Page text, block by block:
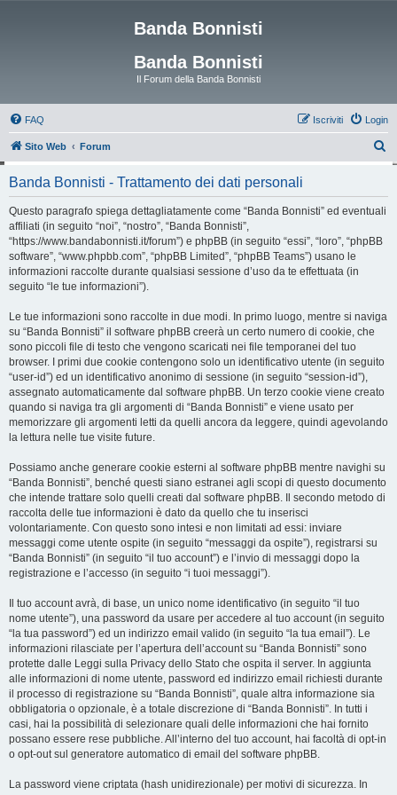
Banda Bonnisti
Banda Bonnisti
Il Forum della Banda Bonnisti
FAQ Login
Iscriviti
Sito Web Forum
Banda Bonnisti - Trattamento dei dati personali
Questo paragrafo spiega dettagliatamente come “Banda Bonnisti” ed eventuali
affiliati (in seguito “noi”, “nostro”, “Banda Bonnisti”,
“https://www.bandabonnisti.it/forum”) e phpBB (in seguito “essi”, “loro”, “phpBB
software”, “www.phpbb.com”, “phpBB Limited”, “phpBB Teams”) usano le
informazioni raccolte durante qualsiasi sessione d’uso da te effettuata (in
seguito “le tue informazioni”).
Le tue informazioni sono raccolte in due modi. In primo luogo, mentre si naviga
su “Banda Bonnisti” il software phpBB creerà un certo numero di cookie, che
sono piccoli file di testo che vengono scaricati nei file temporanei del tuo
browser. I primi due cookie contengono solo un identificativo utente (in seguito
“user-id”) ed un identificativo anonimo di sessione (in seguito “session-id”),
assegnato automaticamente dal software phpBB. Un terzo cookie viene creato
quando si naviga tra gli argomenti di “Banda Bonnisti” e viene usato per
memorizzare gli argomenti letti da quelli ancora da leggere, quindi agevolando
la lettura nelle tue visite future.
Possiamo anche generare cookie esterni al software phpBB mentre navighi su
“Banda Bonnisti”, benché questi siano estranei agli scopi di questo documento
che intende trattare solo quelli creati dal software phpBB. Il secondo metodo di
raccolta delle tue informazioni è dato da quello che tu inserisci
volontariamente. Con questo sono intesi e non limitati ad essi: inviare
messaggi come utente ospite (in seguito “messaggi da ospite”), registrarsi su
“Banda Bonnisti” (in seguito “il tuo account”) e l’invio di messaggi dopo la
registrazione e l’accesso (in seguito “i tuoi messaggi”).
Il tuo account avrà, di base, un unico nome identificativo (in seguito “il tuo
nome utente”), una password da usare per accedere al tuo account (in seguito
“la tua password”) ed un indirizzo email valido (in seguito “la tua email”). Le
informazioni rilasciate per l’apertura dell’account su “Banda Bonnisti” sono
protette dalle Leggi sulla Privacy dello Stato che ospita il server. In aggiunta
alle informazioni di nome utente, password ed indirizzo email richiesti durante
il processo di registrazione su “Banda Bonnisti”, quale altra informazione sia
obbligatoria o opzionale, è a totale discrezione di “Banda Bonnisti”. In tutti i
casi, hai la possibilità di selezionare quali delle informazioni che hai fornito
possano essere rese pubbliche. All’interno del tuo account, hai facoltà di opt-in
o opt-out sul generatore automatico di email del software phpBB.
La password viene criptata (hash unidirezionale) per motivi di sicurezza. In